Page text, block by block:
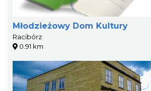
Młodzieżowy Dom Kultury
Racibórz
0.91 km